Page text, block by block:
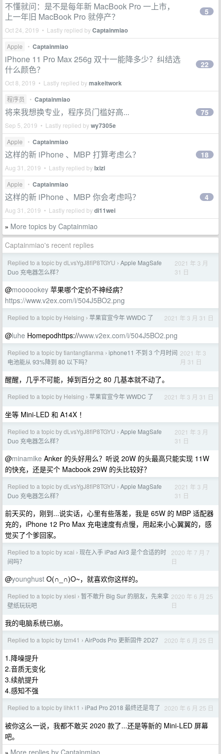
不懂就问：是不是每年新 MacBook Pro 一上市，
上一年旧 MacBook Pro 就停产？
Oct 24, 2019 • Lastly replied byCaptainmiao
5
Apple • Captainmiao
iPhone 11 Pro Max 256g 双十一能降多少？纠结选
什么颜色？
Oct 8, 2019 • Lastly replied bymakeitwork
22
程序员 • Captainmiao
将来我想换专业，程序员门槛好高...
Sep 5, 2019 • Lastly replied bywy7305e
75
Apple • Captainmiao
这样的新 iPhone 、MBP 打算考虑么？
Aug 31, 2019 • Lastly replied byIxizi
18
Apple • Captainmiao
这样的新 iPhone 、MBP 你会考虑吗？
Aug 31, 2019 • Lastly replied bydi11wei
4
» More topics by Captainmiao
Captainmiao's recent replies
Replied to a topic by dLvsYgJ8fiP8TGYU › Apple MagSafe
Duo 充电器怎么样？
2021 年 3 月
31 日
@moooookey 苹果哪个定价不神经病？
https://www.v2ex.com/i/504J5BO2.png
Replied to a topic by Helsing › 苹果官宣今年 WWDC 了 2021 年 3 月 31 日
@luhe Homepodhttps://www.v2ex.com/i/504J5BO2.png
Replied to a topic by tiantangtianma › iphone11 不到 3 个月时间
电池能从 93%降到 80 以下吗？
2021 年 3
月 31 日
醒醒，几乎不可能，掉到百分之 80 几基本就不动了。
Replied to a topic by Helsing › 苹果官宣今年 WWDC 了 2021 年 3 月 31 日
坐等 Mini-LED 和 A14X ！
Replied to a topic by dLvsYgJ8fiP8TGYU › Apple MagSafe
Duo 充电器怎么样？
2021 年 3 月
31 日
@minamike Anker 的头好用么？听说 20W 的头最高只能实现 11W
的快充，还是买个 Macbook 29W 的头比较好？
Replied to a topic by dLvsYgJ8fiP8TGYU › Apple MagSafe
Duo 充电器怎么样？
2021 年 3 月
31 日
前天买的，刚到...说实话，心里有些落差，我是 65W 的 MBP 适配器
充的，iPhone 12 Pro Max 充电速度有点慢，用起来小心翼翼的，感
觉买了个爹回家。
Replied to a topic by xcai › 现在入手 iPad Air3 是个合适的时
间吗？
2020 年 7 月 7
日
@younghust O(∩_∩)O~，就喜欢你这样的。
Replied to a topic by xiesi › 暂不敢升 Big Sur 的朋友，先来拿
壁纸玩玩吧
2020 年 6 月 25
日
我的电脑系统已崩。
Replied to a topic by tzm41 › AirPods Pro 更新固件 2D27 2020 年 6 月 25 日
1.降噪提升
2.音质无变化
3.续航提升
4.感知不强
Replied to a topic by lihk11 › iPad Pro 2018 最终还是弯了 2020 年 6 月 25 日
被你这么一说，我都不敢买 2020 款了...还是等新的 Mini-LED 屏幕
吧。
More replies by Captainmiao